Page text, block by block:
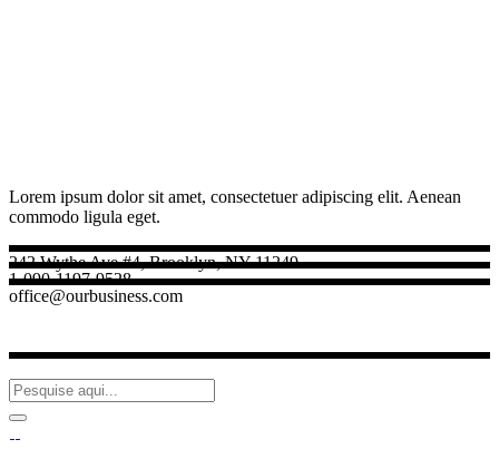
Lorem ipsum dolor sit amet, consectetuer adipiscing elit. Aenean
commodo ligula eget.
242 Wythe Ave #4, Brooklyn, NY 11249
1-090-1197-9528
office@ourbusiness.com